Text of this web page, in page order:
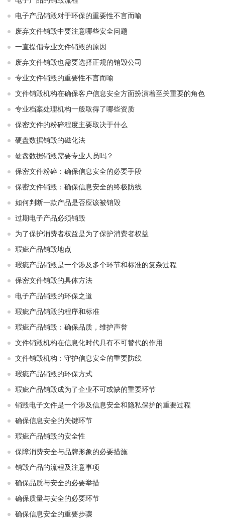
电子产品销毁对于环保的重要性不言而喻
废弃文件销毁中要注意哪些安全问题
一直提倡专业文件销毁的原因
废弃文件销毁也需要选择正规的销毁公司
专业文件销毁的重要性不言而喻
文件销毁机构在确保客户信息安全方面扮演着至关重要的角色
专业档案处理机构一般取得了哪些资质
保密文件的粉碎程度主要取决于什么
硬盘数据销毁的磁化法
硬盘数据销毁需要专业人员吗？
保密文件粉碎：确保信息安全的必要手段
保密文件销毁：确保信息安全的终极防线
如何判断一款产品是否应该被销毁
过期电子产品必须销毁
为了保护消费者权益是为了保护消费者权益
瑕疵产品销毁地点
瑕疵产品销毁是一个涉及多个环节和标准的复杂过程
保密文件销毁的具体方法
电子产品销毁的环保之道
瑕疵产品销毁的程序和标准
瑕疵产品销毁：确保品质，维护声誉
文件销毁机构在信息化时代具有不可替代的作用
文件销毁机构：守护信息安全的重要防线
瑕疵产品销毁的环保方式
瑕疵产品销毁成为了企业不可或缺的重要环节
销毁电子文件是一个涉及信息安全和隐私保护的重要过程
确保信息安全的关键环节
瑕疵产品销毁的安全性
保障消费安全与品牌形象的必要措施
销毁产品的流程及注意事项
确保品质与安全的必要举措
确保质量与安全的必要环节
确保信息安全的重要步骤